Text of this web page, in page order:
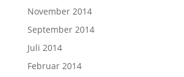
November 2014
September 2014
Juli 2014
Februar 2014